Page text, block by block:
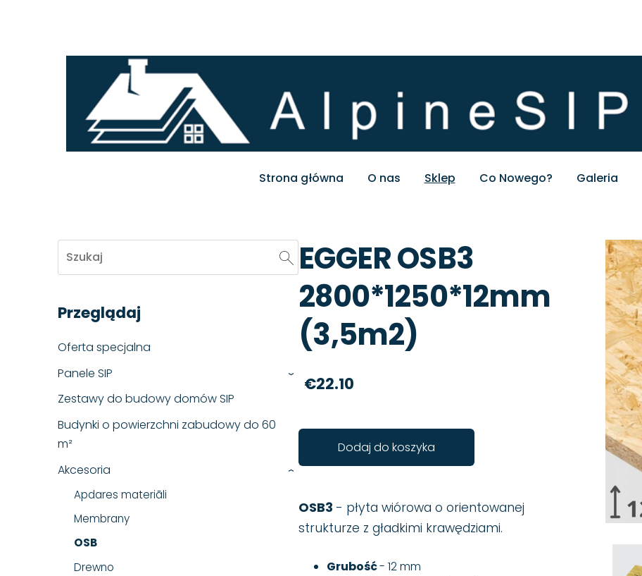
Strona główna O nas Sklep Co Nowego? Galeria
Przeglądaj
Oferta specjalna
Panele SIP
›
Zestawy do budowy domów SIP
Budynki o powierzchni zabudowy do 60
m²
Akcesoria
Apdares materiāli
Membrany
OSB
Drewno
›
EGGER OSB3
2800*1250*12mm
(3,5m2)
€22.10
Dodaj do koszyka
OSB3 - płyta wiórowa o orientowanej
strukturze z gładkimi krawędziami.
Grubość- 12 mm